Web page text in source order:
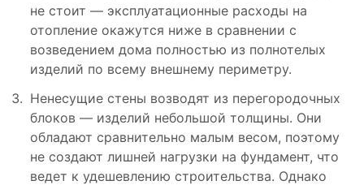
не стоит — эксплуатационные расходы на
отопление окажутся ниже в сравнении с
возведением дома полностью из полнотелых
изделий по всему внешнему периметру.
Ненесущие стены возводят из перегородочных
блоков — изделий небольшой толщины. Они
обладают сравнительно малым весом, поэтому
не создают лишней нагрузки на фундамент, что
ведет к удешевлению строительства. Однако